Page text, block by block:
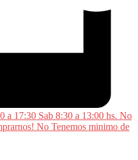
a 17:30 Sab 8:30 a 13:00 hs. No
No Tenemos minimo de